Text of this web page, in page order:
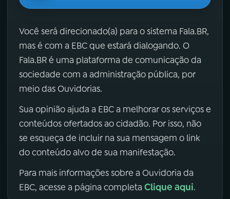
Você será direcionado(a) para o sistema Fala.BR,
mas é com a EBC que estará dialogando. O
Fala.BR é uma plataforma de comunicação da
sociedade com a administração pública, por
meio das Ouvidorias.
Sua opinião ajuda a EBC a melhorar os serviços e
conteúdos ofertados ao cidadão. Por isso, não
se esqueça de incluir na sua mensagem o link
do conteúdo alvo de sua manifestação.
Para mais informações sobre a Ouvidoria da
EBC, acesse a página completa Clique aqui.